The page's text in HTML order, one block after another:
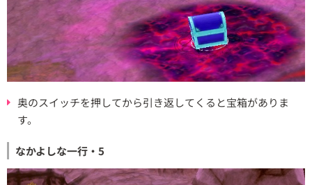
奥のスイッチを押してから引き返してくると宝箱がありま
す。
なかよしな一行・5